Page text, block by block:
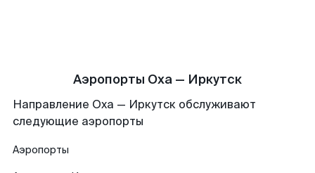
Аэропорты Оха — Иркутск
Направление Оха — Иркутск обслуживают
следующие аэропорты
Аэропорты